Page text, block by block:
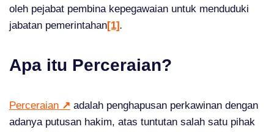
oleh pejabat pembina kepegawaian untuk menduduki
jabatan pemerintahan[1].
Apa itu Perceraian?
Perceraian ↗ adalah penghapusan perkawinan dengan
adanya putusan hakim, atas tuntutan salah satu pihak